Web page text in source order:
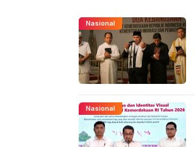
Nasional
Nasional